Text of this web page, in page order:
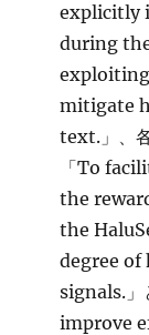
explicitly
during
mitigate
text.」、
「To
the
the
degree
signals.
improve